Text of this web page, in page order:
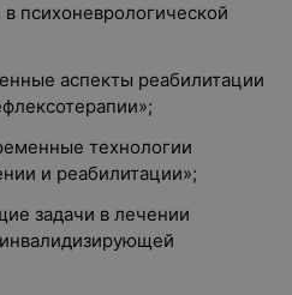
психоневрологической
аспекты реабилитации
технологии
и реабилитации»;
задачи в лечении